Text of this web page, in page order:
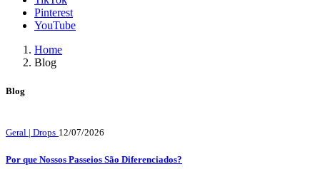
Pinterest
YouTube
Home
Blog
Blog
Geral | Drops 12/07/2026
Por que Nossos Passeios São Diferenciados?